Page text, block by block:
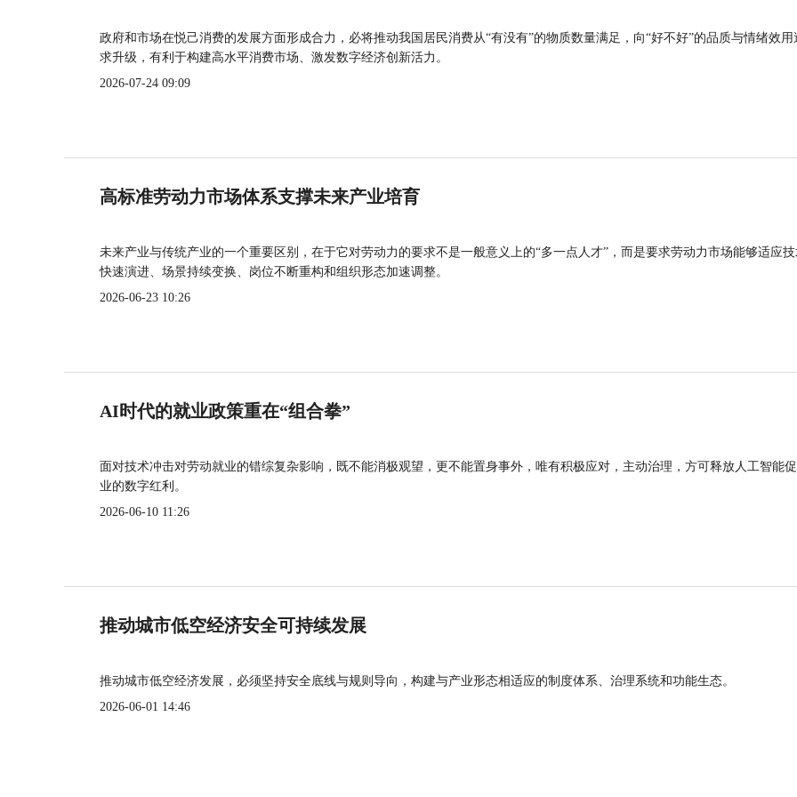
政府和市场在悦己消费的发展方面形成合力，必将推动我国居民消费从“有没有”的物质数量满足，向“好不好”的品质与情绪效用
求升级，有利于构建高水平消费市场、激发数字经济创新活力。
2026-07-24 09:09
高标准劳动力市场体系支撑未来产业培育
未来产业与传统产业的一个重要区别，在于它对劳动力的要求不是一般意义上的“多一点人才”，而是要求劳动力市场能够适应
快速演进、场景持续变换、岗位不断重构和组织形态加速调整。
2026-06-23 10:26
AI时代的就业政策重在“组合拳”
面对技术冲击对劳动就业的错综复杂影响，既不能消极观望，更不能置身事外，唯有积极应对，主动治理，方可释放人工智能
业的数字红利。
2026-06-10 11:26
推动城市低空经济安全可持续发展
推动城市低空经济发展，必须坚持安全底线与规则导向，构建与产业形态相适应的制度体系、治理系统和功能生态。
2026-06-01 14:46